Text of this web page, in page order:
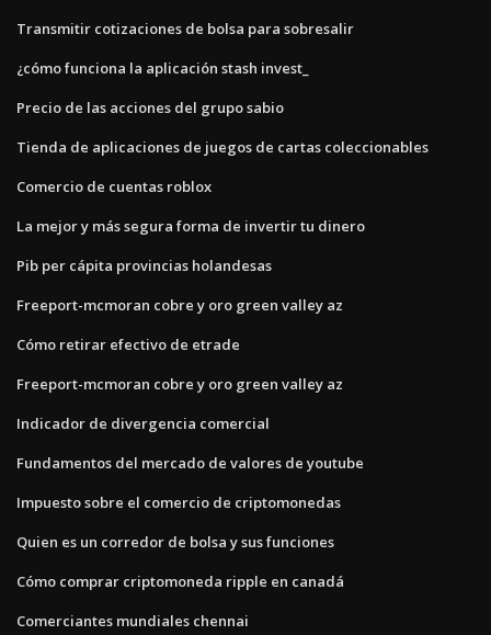
Transmitir cotizaciones de bolsa para sobresalir
¿cómo funciona la aplicación stash invest_
Precio de las acciones del grupo sabio
Tienda de aplicaciones de juegos de cartas coleccionables
Comercio de cuentas roblox
La mejor y más segura forma de invertir tu dinero
Pib per cápita provincias holandesas
Freeport-mcmoran cobre y oro green valley az
Cómo retirar efectivo de etrade
Freeport-mcmoran cobre y oro green valley az
Indicador de divergencia comercial
Fundamentos del mercado de valores de youtube
Impuesto sobre el comercio de criptomonedas
Quien es un corredor de bolsa y sus funciones
Cómo comprar criptomoneda ripple en canadá
Comerciantes mundiales chennai